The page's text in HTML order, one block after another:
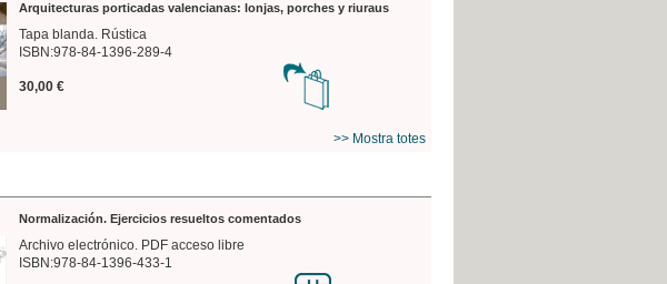
Arquitecturas porticadas valencianas: lonjas, porches y riuraus
Tapa blanda. Rústica
ISBN:978-84-1396-289-4
30,00 €
>> Mostra totes
Normalización. Ejercicios resueltos comentados
Archivo electrónico. PDF acceso libre
ISBN:978-84-1396-433-1